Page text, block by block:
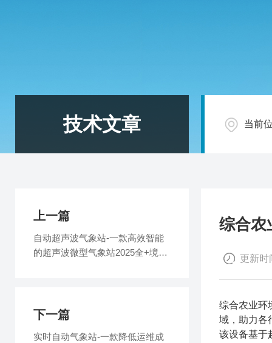
技术文章 当前
综合农
更新时
综合农业环
域，助力各
该设备基于
上一篇
自动超声波气象站-一款高效智能
的超声波微型气象站2025全+境
下一篇
实时自动气象站-一款降低运维成